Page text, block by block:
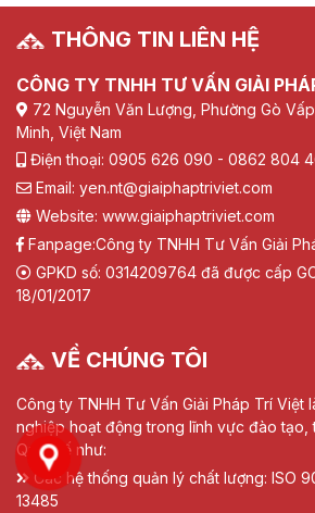
THÔNG TIN LIÊN HỆ
CÔNG TY TNHH TƯ VẤN GIẢI
72 Nguyễn Văn Lượng, Phường Gò
Minh, Việt Nam
Điện thoại: 0905 626 090 - 0862 804
Email: yen.nt@giaiphaptriviet.com
Website: www.giaiphaptriviet.com
Fanpage:Công ty TNHH Tư Vấn Giải
GPKD số: 0314209764 đã được cấp
18/01/2017
VỀ CHÚNG TÔI
Công ty TNHH Tư Vấn Giải Pháp Trí Việt
nghiệp hoạt động trong lĩnh vực đào tạo,
Quốc tế như:
Các hệ thống quản lý chất lượng: ISO
13485